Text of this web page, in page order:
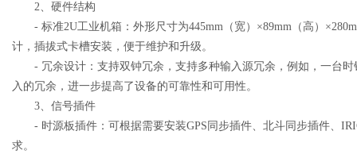
2、硬件结构
- 标准2U工业机箱：外形尺寸为445mm（宽）×89mm（高）
计，插拔式卡槽安装，便于维护和升级。
- 冗余设计：支持双钟冗余，支持多种输入源冗余，例如，一台时
入的冗余，进一步提高了设备的可靠性和可用性。
3、信号插件
- 时源板插件：可根据需要安装GPS同步插件、北斗同步插件、
求。